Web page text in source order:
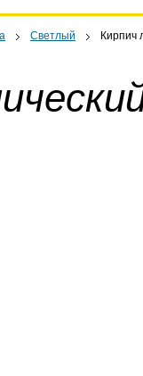
Светлый Кирпич